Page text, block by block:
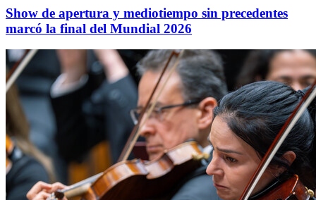
Show de apertura y mediotiempo sin precedentes
marcó la final del Mundial 2026